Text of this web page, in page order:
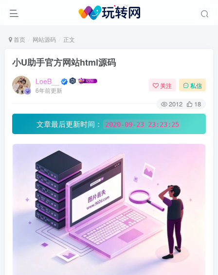
首页 网站源码 正文
小U助手官方网站html源码
LoeB__
6年前更新
关注 私信
2012 18
文章最后更新时间： 2020-09-23 23:23:25